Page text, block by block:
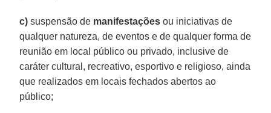
c) suspensão de manifestações ou iniciativas de
qualquer natureza, de eventos e de qualquer forma de
reunião em local público ou privado, inclusive de
caráter cultural, recreativo, esportivo e religioso, ainda
que realizados em locais fechados abertos ao
público;